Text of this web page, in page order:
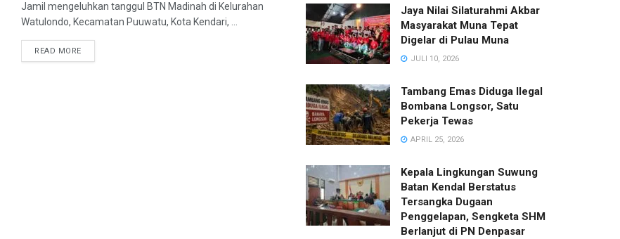
Jamil mengeluhkan tanggul BTN Madinah di Kelurahan
Watulondo, Kecamatan Puuwatu, Kota Kendari, ...
READ MORE
Jaya Nilai Silaturahmi Akbar
Masyarakat Muna Tepat
Digelar di Pulau Muna
JULI 10, 2026
Tambang Emas Diduga Ilegal
Bombana Longsor, Satu
Pekerja Tewas
APRIL 25, 2026
Kepala Lingkungan Suwung
Batan Kendal Berstatus
Tersangka Dugaan
Penggelapan, Sengketa SHM
Berlanjut di PN Denpasar